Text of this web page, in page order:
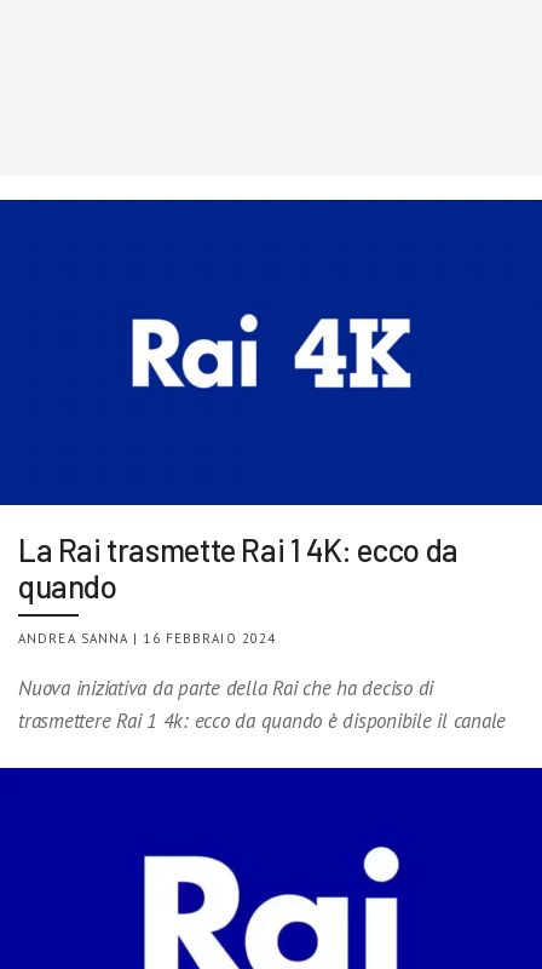
La Rai trasmette Rai 1 4K: ecco da
quando
ANDREA SANNA | 16 FEBBRAIO 2024
Nuova iniziativa da parte della Rai che ha deciso di
trasmettere Rai 1 4k: ecco da quando è disponibile il canale